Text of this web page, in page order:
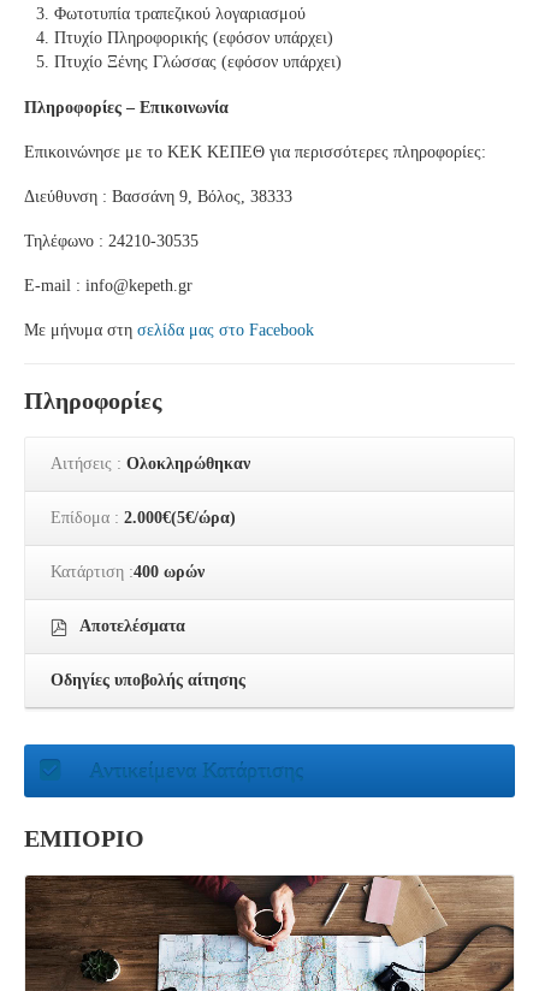
Φωτοτυπία τραπεζικού λογαριασμού
Πτυχίο Πληροφορικής (εφόσον υπάρχει)
Πτυχίο Ξένης Γλώσσας (εφόσον υπάρχει)
Πληροφορίες – Επικοινωνία
Επικοινώνησε με το ΚΕΚ ΚΕΠΕΘ για περισσότερες πληροφορίες:
Διεύθυνση : Βασσάνη 9, Βόλος, 38333
Τηλέφωνο : 24210-30535
Ε-mail : info@kepeth.gr
Με μήνυμα στη σελίδα μας στο Facebook
Πληροφορίες
Αιτήσεις : Ολοκληρώθηκαν
Επίδομα : 2.000€(5€/ώρα)
Κατάρτιση :400 ωρών
Αποτελέσματα
Οδηγίες υποβολής αίτησης
Αντικείμενα Κατάρτισης
ΕΜΠΟΡΙΟ